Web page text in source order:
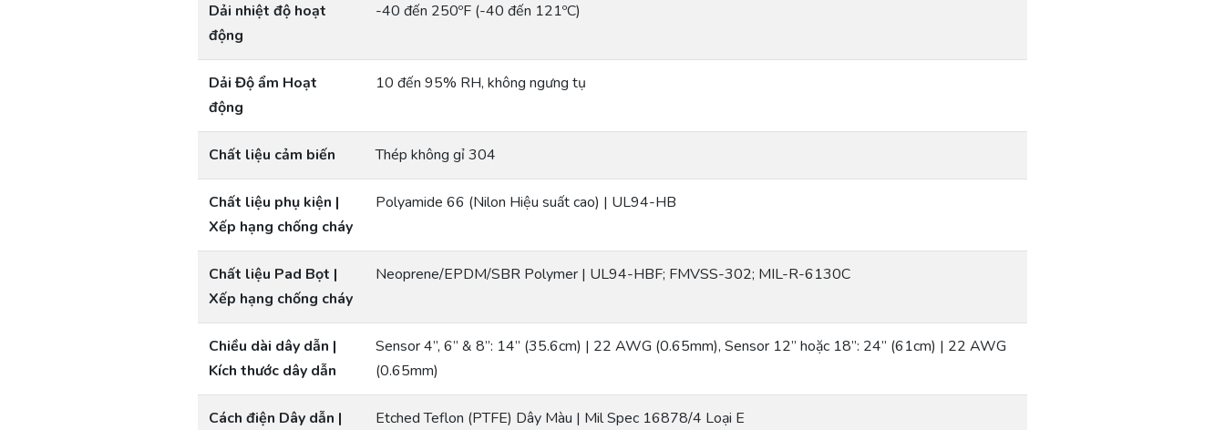
Dải nhiệt độ hoạt
động
-40 đến 250ºF (-40 đến 121ºC)
Dải Độ ẩm Hoạt
động
10 đến 95% RH, không ngưng tụ
Chất liệu cảm biến Thép không gỉ 304
Chất liệu phụ kiện |
Xếp hạng chống cháy
Polyamide 66 (Nilon Hiệu suất cao) | UL94-HB
Chất liệu Pad Bọt |
Xếp hạng chống cháy
Neoprene/EPDM/SBR Polymer | UL94-HBF; FMVSS-302; MIL-R-6130C
Chiều dài dây dẫn |
Kích thước dây dẫn
Sensor 4”, 6” & 8”: 14” (35.6cm) | 22 AWG (0.65mm), Sensor 12” hoặc 18”: 24” (61cm) | 22 AWG
(0.65mm)
Cách điện Dây dẫn |
Etched Teflon (PTFE) Dây Màu | Mil Spec 16878/4 Loại E